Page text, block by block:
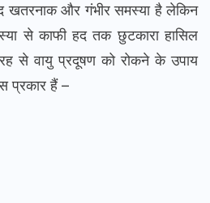
खतरनाक और गंभीर समस्या है लेकिन
से काफी हद तक छुटकारा हासिल
से वायु प्रदूषण को रोकने के उपाय
प्रकार हैं –